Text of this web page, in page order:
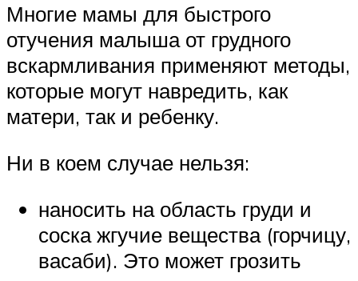
Многие мамы для быстрого
отучения малыша от грудного
вскармливания применяют методы,
которые могут навредить, как
матери, так и ребенку.
Ни в коем случае нельзя:
наносить на область груди и
соска жгучие вещества (горчицу,
васаби). Это может грозить